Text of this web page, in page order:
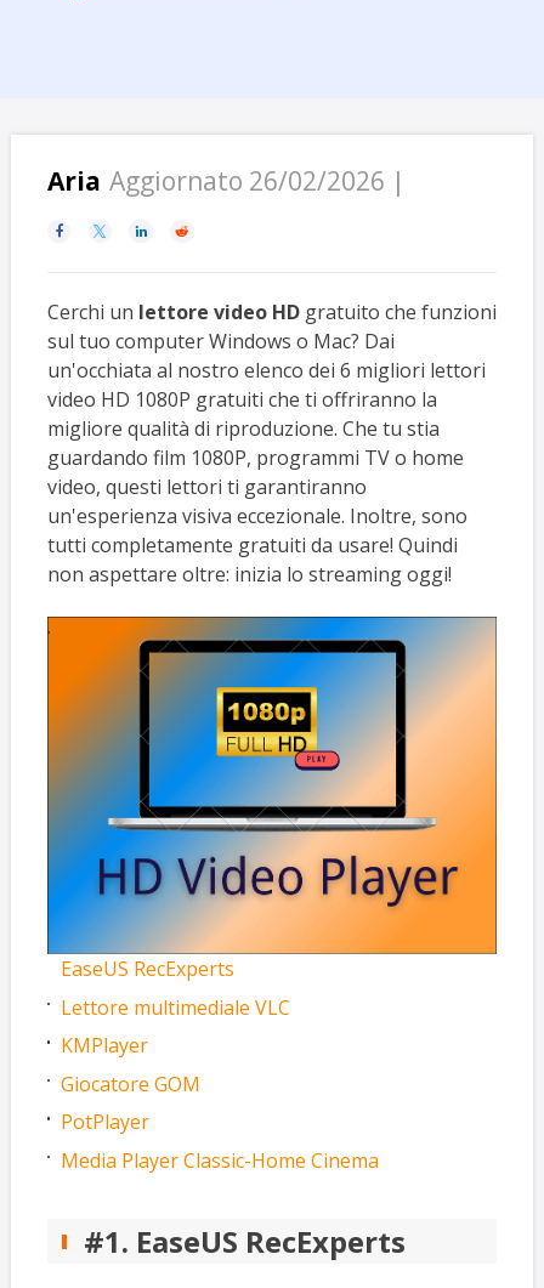
Aria Aggiornato 26/02/2026 |
   
Cerchi un lettore video HDgratuito che funzioni
sul tuo computer Windows o Mac? Dai
un'occhiata al nostro elenco dei 6 migliori lettori
video HD 1080P gratuiti che ti offriranno la
migliore qualità di riproduzione. Che tu stia
guardando film 1080P, programmi TV o home
video, questi lettori ti garantiranno
un'esperienza visiva eccezionale. Inoltre, sono
tutti completamente gratuiti da usare! Quindi
non aspettare oltre: inizia lo streaming oggi!
EaseUS RecExperts
Lettore multimediale VLC
KMPlayer
Giocatore GOM
PotPlayer
Media Player Classic-Home Cinema
#1. EaseUS RecExperts